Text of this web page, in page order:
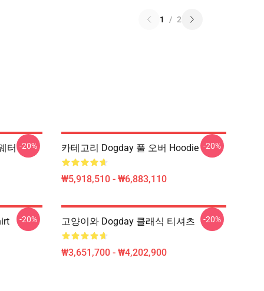
1 / 2
터 -20% 카테고리 Dogday 풀 오버 Hoodie
₩5,918,510 - ₩6,883,110
-20%
-20% 고양이와 Dogday 클래식 티셔츠
₩3,651,700 - ₩4,202,900
-20%